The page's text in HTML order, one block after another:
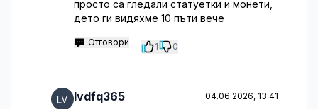
просто са гледали статуетки и монети,
дето ги видяхме 10 пъти вече
Отговори 1 0
lvdfq365 04.06.2026, 13:41